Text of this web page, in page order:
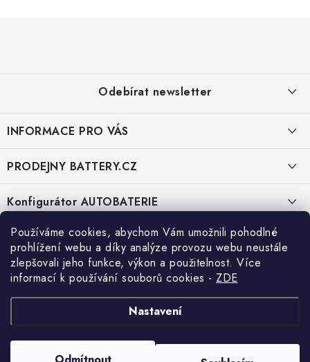
Používáme cookies, abychom Vám umožnili pohodlné
prohlížení webu a díky analýze provozu webu neustále
zlepšovali jeho funkce, výkon a použitelnost. Více
informací k používání souborů cookies - ZDE
Nastavení
Odebírat newsletter
INFORMACE PRO VÁS
KONTAKTY
KONFIGURÁTOR AUTOBATERIÍ
O NÁS
VÝMĚNA AUTOBATERIE
OCHRANA OSOBNÍCH ÚDAJŮ
OVĚŘOVÁNÍ RECENZÍ
PRODEJNY BATTERY.CZ
Prodejna Brno - Pražákova ul.
Prodejna Praha - Brožíkova ul.
Prodejna Ústí n. Labem - Žižkova ul.
Prodejna Jesenice u Prahy - ul. K Rybníku
Konfigurátor AUTOBATERIE
Konfigurátor AUTOBATERIE
Kontakt
info@battery.cz
+420 774 969 705
Vyhledávání
HLEDAT